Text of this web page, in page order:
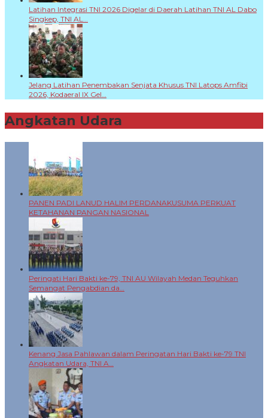
Latihan Integrasi TNI 2026 Digelar di Daerah Latihan TNI AL Dabo
Singkep, TNI AL…
Jelang Latihan Penembakan Senjata Khusus TNI Latops Amfibi
2026, Kodaeral IX Gel…
Angkatan Udara
PANEN PADI LANUD HALIM PERDANAKUSUMA PERKUAT
KETAHANAN PANGAN NASIONAL
Peringati Hari Bakti ke-79, TNI AU Wilayah Medan Teguhkan
Semangat Pengabdian da…
Kenang Jasa Pahlawan dalam Peringatan Hari Bakti ke-79 TNI
Angkatan Udara, TNI A…